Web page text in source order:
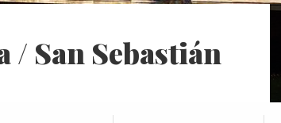
/ San Sebastián